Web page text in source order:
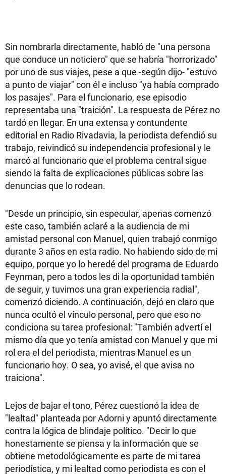
Sin nombrarla directamente, habló de "una persona
que conduce un noticiero" que se habría "horrorizado"
por uno de sus viajes, pese a que -según dijo- "estuvo
a punto de viajar" con él e incluso "ya había comprado
los pasajes". Para el funcionario, ese episodio
representaba una "traición". La respuesta de Pérez no
tardó en llegar. En una extensa y contundente
editorial en Radio Rivadavia, la periodista defendió su
trabajo, reivindicó su independencia profesional y le
marcó al funcionario que el problema central sigue
siendo la falta de explicaciones públicas sobre las
denuncias que lo rodean.
"Desde un principio, sin especular, apenas comenzó
este caso, también aclaré a la audiencia de mi
amistad personal con Manuel, quien trabajó conmigo
durante 3 años en esta radio. No habiendo sido de mi
equipo, porque yo lo heredé del programa de Eduardo
Feynman, pero a todos les di la oportunidad también
de seguir, y tuvimos una gran experiencia radial",
comenzó diciendo. A continuación, dejó en claro que
nunca ocultó el vínculo personal, pero que eso no
condiciona su tarea profesional: "También advertí el
mismo día que yo tenía amistad con Manuel y que mi
rol era el del periodista, mientras Manuel es un
funcionario hoy. O sea, yo avisé, el que avisa no
traiciona".
Lejos de bajar el tono, Pérez cuestionó la idea de
"lealtad" planteada por Adorni y apuntó directamente
contra la lógica de blindaje político. "Decir lo que
honestamente se piensa y la información que se
obtiene metodológicamente es parte de mi tarea
periodística, y mi lealtad como periodista es con el